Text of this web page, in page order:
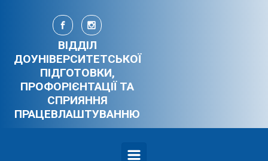
Skip to main content
ВІДДІЛ
ДОУНІВЕРСИТЕТСЬКОЇ
ПІДГОТОВКИ,
ПРОФОРІЄНТАЦІЇ ТА
СПРИЯННЯ
ПРАЦЕВЛАШТУВАННЮ